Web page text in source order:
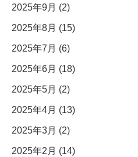
2025年9月 (2)
2025年8月 (15)
2025年7月 (6)
2025年6月 (18)
2025年5月 (2)
2025年4月 (13)
2025年3月 (2)
2025年2月 (14)